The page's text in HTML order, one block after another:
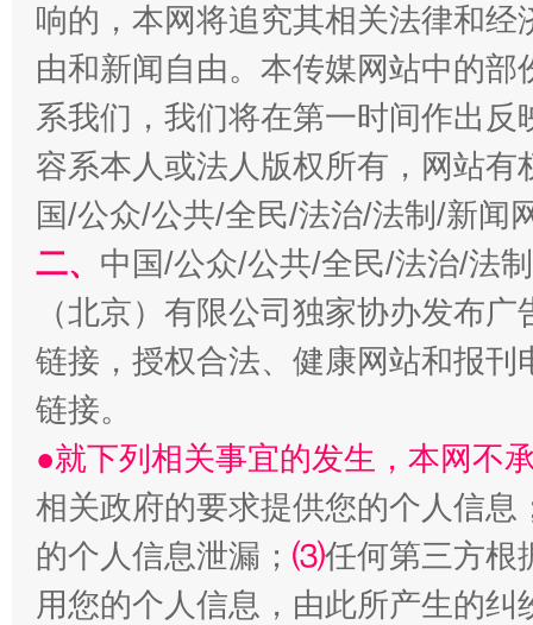
受贿1.44亿！段成刚被判无期 从幼
全民健身五年计划来了！等你上场
响的，本网将追究其相关法律和
由和新闻自由。本传媒网站中的
系我们，我们将在第一时间作出
容系本人或法人版权所有，网站
国/公众/公共/全民/法治/法制/新闻
二、 中国/公众/公共/全民/法治/法
（北京）有限公司独家协办发布
链接，授权合法、健康网站和报
链接。
●就下列相关事宜的发生，本网不
相关政府的要求提供您的个人信息
的个人信息泄漏； ⑶任何第三方根
用您的个人信息，由此所产生的纠